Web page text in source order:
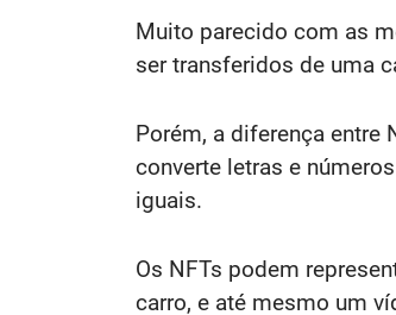
Muito parecido com as
ser transferidos de uma
Porém, a diferença entre
converte letras e
iguais.
Os NFTs podem
carro, e até mesmo um